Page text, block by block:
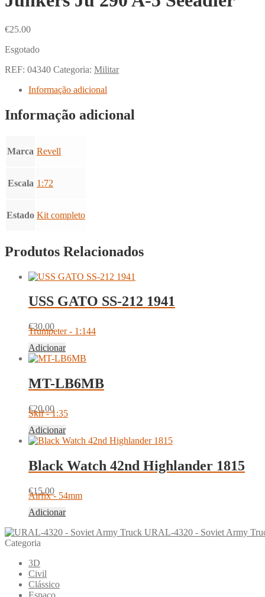
€25.00
Esgotado
REF: 04340 Categoria: Militar
Informação adicional
Informação adicional
Marca Revell
Escala 1:72
Estado Kit completo
Produtos Relacionados
USS GATO SS-212 1941
€30.00
Trumpeter - 1:144
Adicionar
MT-LB6MB
€20.00
Skif - 1:35
Adicionar
Black Watch 42nd Highlander 1815
€15.00
Airfix - 54mm
Adicionar
URAL-4320 - Soviet Army
Categoria
3D
Civil
Clássico
Espaço